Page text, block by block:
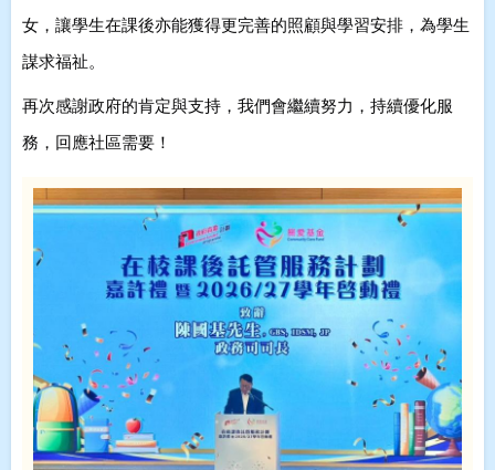
女，讓學生在課後亦能獲得更完善的照顧與學習安排，為學生
謀求福祉。
再次感謝政府的肯定與支持，我們會繼續努力，持續優化服
務，回應社區需要！